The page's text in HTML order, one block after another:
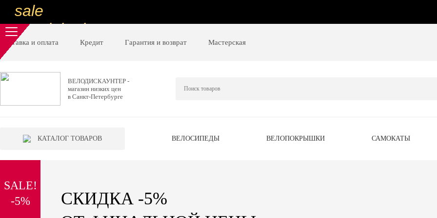
sale
special price
sale
низкие цены
вот дешево
special price
sale
надо брать
Доставка и оплата Кредит Гарантия и возврат Мастерская
ВЕЛОДИСКАУНТЕР -
магазин низких цен
в Санкт-Петербурге
КАТАЛОГ ТОВАРОВ ВЕЛОСИПЕДЫ ВЕЛОПОКРЫШКИ САМОКАТЫ
SALE!
-5%
СКИДКА -5%